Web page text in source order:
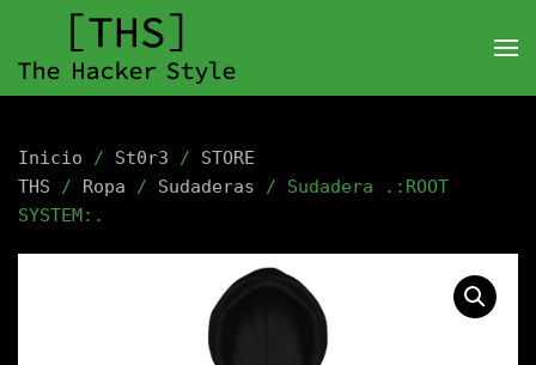
Inicio / St0r3 / STORE
THS / Ropa / Sudaderas / Sudadera .:ROOT
SYSTEM:.